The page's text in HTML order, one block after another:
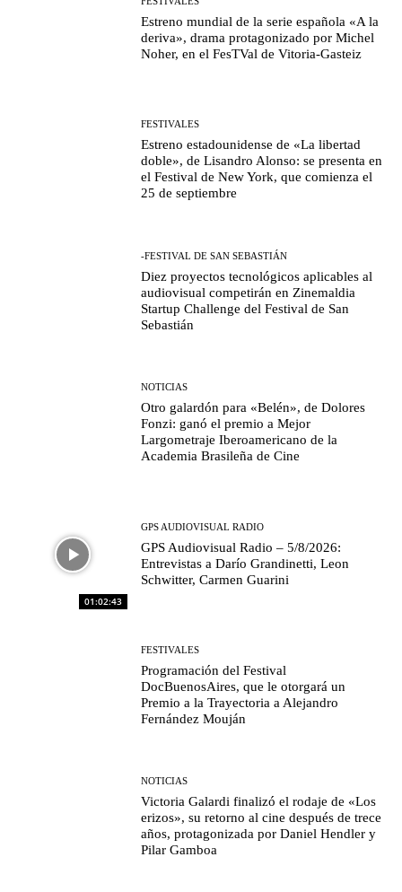
Estreno mundial de la serie española «A la
deriva», drama protagonizado por Michel
Noher, en el FesTVal de Vitoria-Gasteiz
FESTIVALES
Estreno estadounidense de «La libertad
doble», de Lisandro Alonso: se presenta en
el Festival de New York, que comienza el
25 de septiembre
-FESTIVAL DE SAN SEBASTIÁN
Diez proyectos tecnológicos aplicables al
audiovisual competirán en Zinemaldia
Startup Challenge del Festival de San
Sebastián
NOTICIAS
Otro galardón para «Belén», de Dolores
Fonzi: ganó el premio a Mejor
Largometraje Iberoamericano de la
Academia Brasileña de Cine
01:02:43
GPS AUDIOVISUAL RADIO
GPS Audiovisual Radio – 5/8/2026:
Entrevistas a Darío Grandinetti, Leon
Schwitter, Carmen Guarini
FESTIVALES
Programación del Festival
DocBuenosAires, que le otorgará un
Premio a la Trayectoria a Alejandro
Fernández Mouján
NOTICIAS
Victoria Galardi finalizó el rodaje de «Los
erizos», su retorno al cine después de trece
años, protagonizada por Daniel Hendler y
Pilar Gamboa